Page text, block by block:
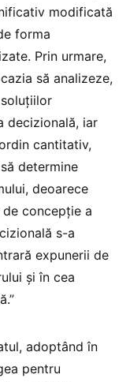
modificată
forma
Prin urmare,
să analizeze,
decizională, iar
cantitativ,
determine
deoarece
concepție a
s-a
expunerii de
și în cea
adoptând în
pentru